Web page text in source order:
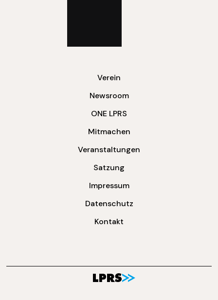
Verein
Newsroom
ONE LPRS
Mitmachen
Veranstaltungen
Satzung
Impressum
Datenschutz
Kontakt